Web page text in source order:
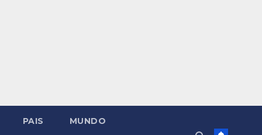
PAIS MUNDO